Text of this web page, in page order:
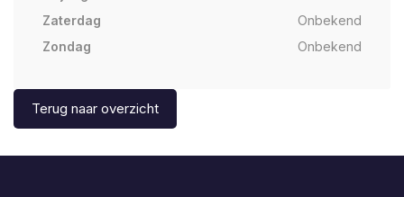
Zaterdag
Onbekend
Zondag
Onbekend
Terug naar overzicht